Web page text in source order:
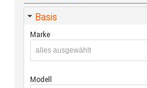
Basis
Marke
alles ausgewählt
Modell